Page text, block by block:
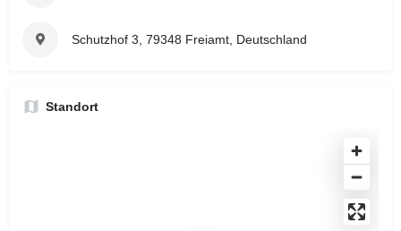
Schutzhof 3, 79348 Freiamt, Deutschland
Standort